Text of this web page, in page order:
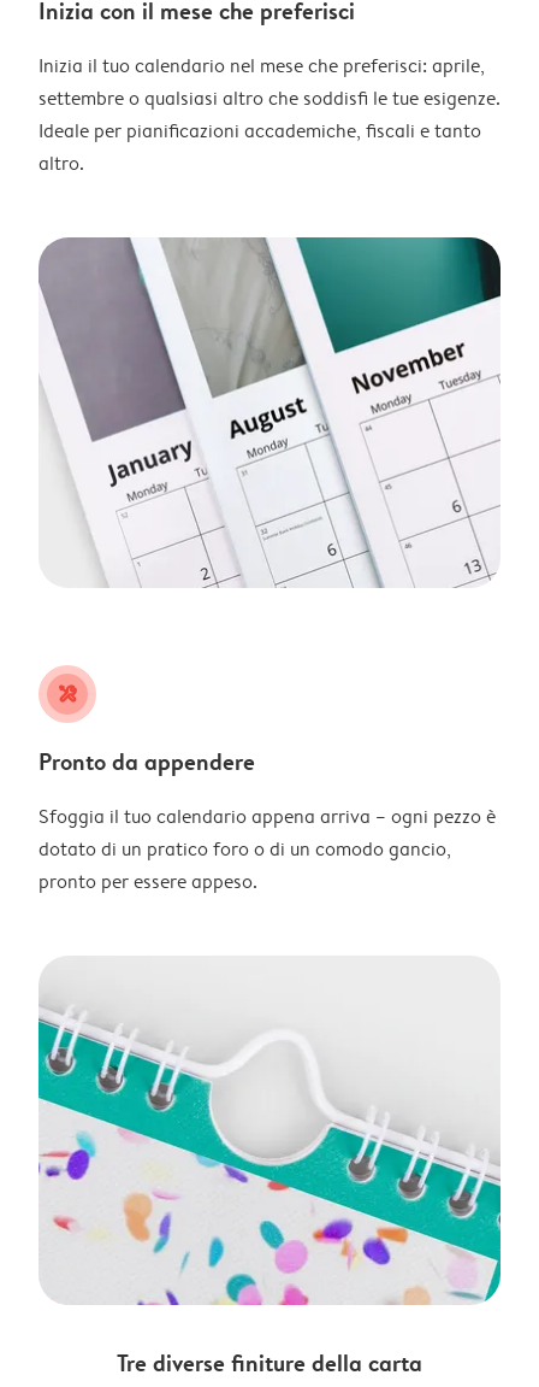
Inizia con il mese che preferisci
Inizia il tuo calendario nel mese che preferisci: aprile,
settembre o qualsiasi altro che soddisfi le tue esigenze.
Ideale per pianificazioni accademiche, fiscali e tanto
altro.
tools
Pronto da appendere
Sfoggia il tuo calendario appena arriva – ogni pezzo è
dotato di un pratico foro o di un comodo gancio,
pronto per essere appeso.
Tre diverse finiture della carta